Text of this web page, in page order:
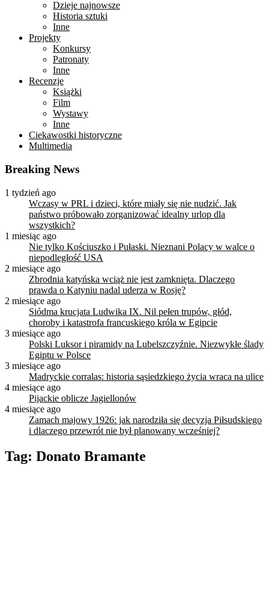
Dzieje najnowsze
Historia sztuki
Inne
Projekty
Konkursy
Patronaty
Inne
Recenzje
Książki
Film
Wystawy
Inne
Ciekawostki historyczne
Multimedia
Breaking News
1 tydzień ago
Wczasy w PRL i dzieci, które miały się nie nudzić. Jak
państwo próbowało zorganizować idealny urlop dla
wszystkich?
1 miesiąc ago
Nie tylko Kościuszko i Pułaski. Nieznani Polacy w walce o
niepodległość USA
2 miesiące ago
Zbrodnia katyńska wciąż nie jest zamknięta. Dlaczego
prawda o Katyniu nadal uderza w Rosję?
2 miesiące ago
Siódma krucjata Ludwika IX. Nil pełen trupów, głód,
choroby i katastrofa francuskiego króla w Egipcie
3 miesiące ago
Polski Luksor i piramidy na Lubelszczyźnie. Niezwykłe ślady
Egiptu w Polsce
3 miesiące ago
Madryckie corralas: historia sąsiedzkiego życia wraca na ulice
4 miesiące ago
Pijackie oblicze Jagiellonów
4 miesiące ago
Zamach majowy 1926: jak narodziła się decyzja Piłsudskiego
i dlaczego przewrót nie był planowany wcześniej?
Tag: Donato Bramante